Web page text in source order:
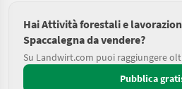
Hai Attività forestali e
Spaccalegna da vendere?
Su Landwirt.com puoi raggiungere
Pubblica